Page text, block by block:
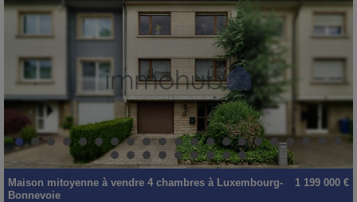
1 199 000 €
Maison mitoyenne à vendre 4 chambres à Luxembourg-
Bonnevoie